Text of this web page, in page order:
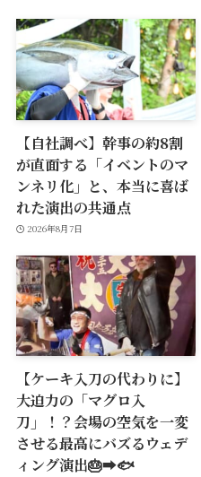
【自社調べ】幹事の約8割
が直面する「イベントのマ
ンネリ化」と、本当に喜ば
れた演出の共通点
2026年8月7日
【ケーキ入刀の代わりに】
大迫力の「マグロ入
刀」！？会場の空気を一変
させる最高にバズるウェデ
ィング演出🎂➡️🐟